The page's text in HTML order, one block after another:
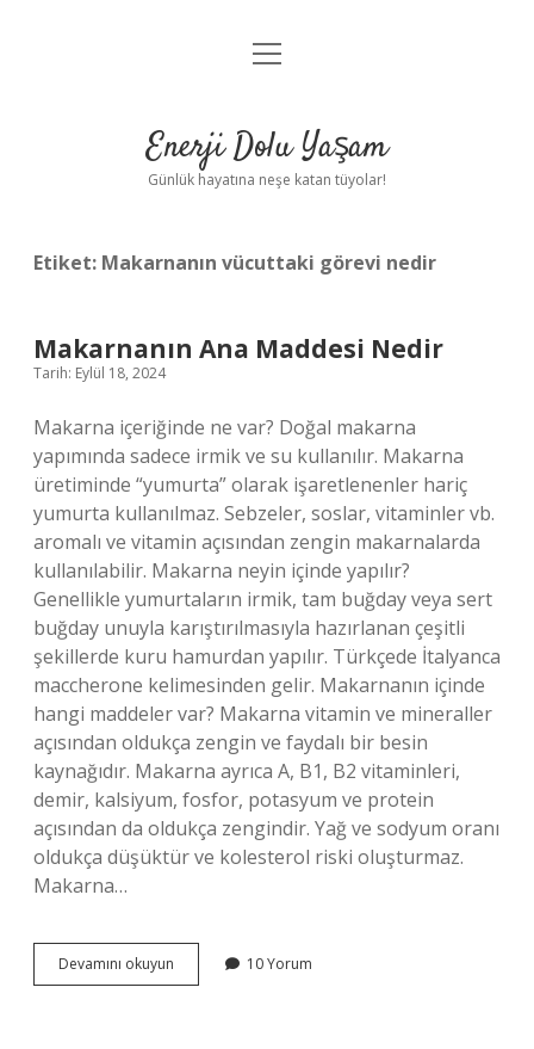
Anasayfa
Yasal Uyarı
menüyü
Enerji Dolu Yaşam
Günlük hayatına neşe katan tüyolar!
Etiket: Makarnanın vücuttaki görevi nedir
Makarnanın Ana Maddesi Nedir
Tarih: Eylül 18, 2024
Makarna içeriğinde ne var? Doğal makarna
yapımında sadece irmik ve su kullanılır. Makarna
üretiminde “yumurta” olarak işaretlenenler hariç
yumurta kullanılmaz. Sebzeler, soslar, vitaminler vb.
aromalı ve vitamin açısından zengin makarnalarda
kullanılabilir. Makarna neyin içinde yapılır?
Genellikle yumurtaların irmik, tam buğday veya sert
buğday unuyla karıştırılmasıyla hazırlanan çeşitli
şekillerde kuru hamurdan yapılır. Türkçede İtalyanca
maccherone kelimesinden gelir. Makarnanın içinde
hangi maddeler var? Makarna vitamin ve mineraller
açısından oldukça zengin ve faydalı bir besin
kaynağıdır. Makarna ayrıca A, B1, B2 vitaminleri,
demir, kalsiyum, fosfor, potasyum ve protein
açısından da oldukça zengindir. Yağ ve sodyum oranı
oldukça düşüktür ve kolesterol riski oluşturmaz.
Makarna…
Devamını okuyun Makarnanın
Ana
10 Yorum